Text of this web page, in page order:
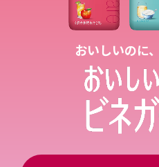
おいしいのに